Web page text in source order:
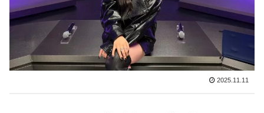
2025.11.11